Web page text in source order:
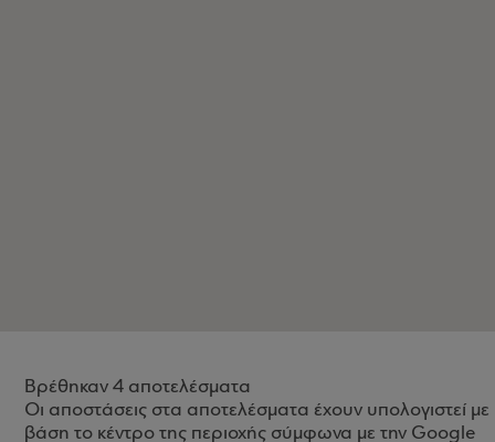
Βρέθηκαν 4 αποτελέσματα
Οι αποστάσεις στα αποτελέσματα έχουν υπολογιστεί με
βάση το κέντρο της περιοχής σύμφωνα με την Google